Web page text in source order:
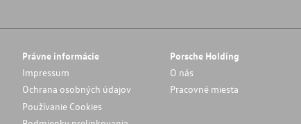
Právne informácie
Impressum
Ochrana osobných údajov
Používanie Cookies
Porsche Holding
O nás
Pracovné miesta